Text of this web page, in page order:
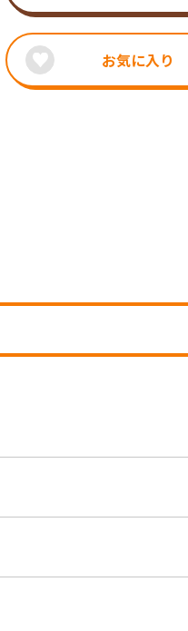
お気に入り